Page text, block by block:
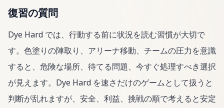
復習の質問
Dye Hard では、行動する前に状況を読む習慣が大切で
す。色塗りの陣取り、アリーナ移動、チームの圧力を意識
すると、危険な場所、待てる問題、今すぐ処理すべき選択
が見えます。Dye Hard を速さだけのゲームとして扱うと
判断が乱れますが、安全、利益、挑戦の順で考えると安定